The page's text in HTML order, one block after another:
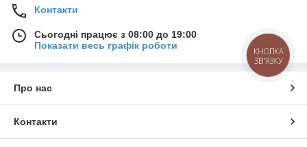
Контакти
Сьогодні працює з 08:00 до 19:00
Показати весь графік роботи
Про нас
Контакти
КНОПКА
ЗВ'ЯЗКУ